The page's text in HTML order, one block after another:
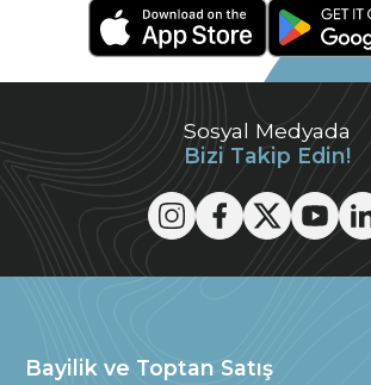
Sosyal Medyada
Bizi Takip Edin!
Bayilik ve Toptan Satış